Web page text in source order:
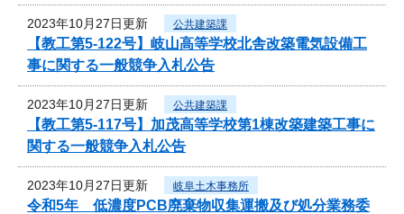
2023年10月27日更新 公共建築課
【教工第5-122号】岐山高等学校北舎改築電気設備工
事に関する一般競争入札公告
2023年10月27日更新 公共建築課
【教工第5-117号】加茂高等学校第1棟改築建築工事に
関する一般競争入札公告
2023年10月27日更新 岐阜土木事務所
令和5年 低濃度PCB廃棄物収集運搬及び処分業務委